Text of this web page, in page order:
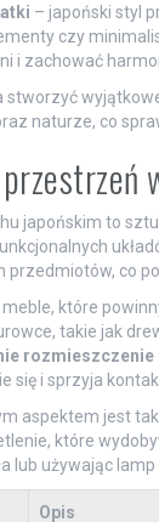
– japoński styl
czy
i zachować
stworzyć
naturze, co
japońskim to
przedmiotów, co
które
takie jak
rozmieszczenie
się i sprzyja
aspektem jest
które
lub używając
Opis